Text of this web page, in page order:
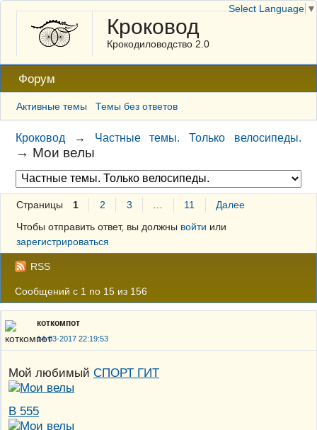
Кроковод
Крокодиловодство 2.0
Форум
Активные темы Темы без ответов
Кроковод → Частные темы. Только велосипеды.
→ Мои велы
Страницы 1 2 3 11
Далее
Чтобы отправить ответ, вы должны войти или
зарегистрироваться
RSS
Сообщений с 1 по 15 из 156
коткомпот
14-03-2017 22:19:53
Мой любимый СПОРТ ГИТ
В 555
Select Language ▼